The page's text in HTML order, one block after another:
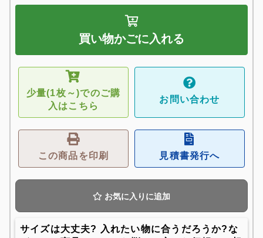
買い物かごに入れる
少量(1枚～)でのご購
入はこちら
お問い合わせ
この商品を印刷 見積書発行へ
お気に入りに追加
サイズは大丈夫? 入れたい物に合うだろうか?な